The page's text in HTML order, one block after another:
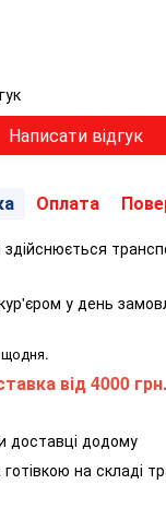
Написати відгук
Оплата
здійснюється
у день
від 4000 грн.
доставці додому
на складі